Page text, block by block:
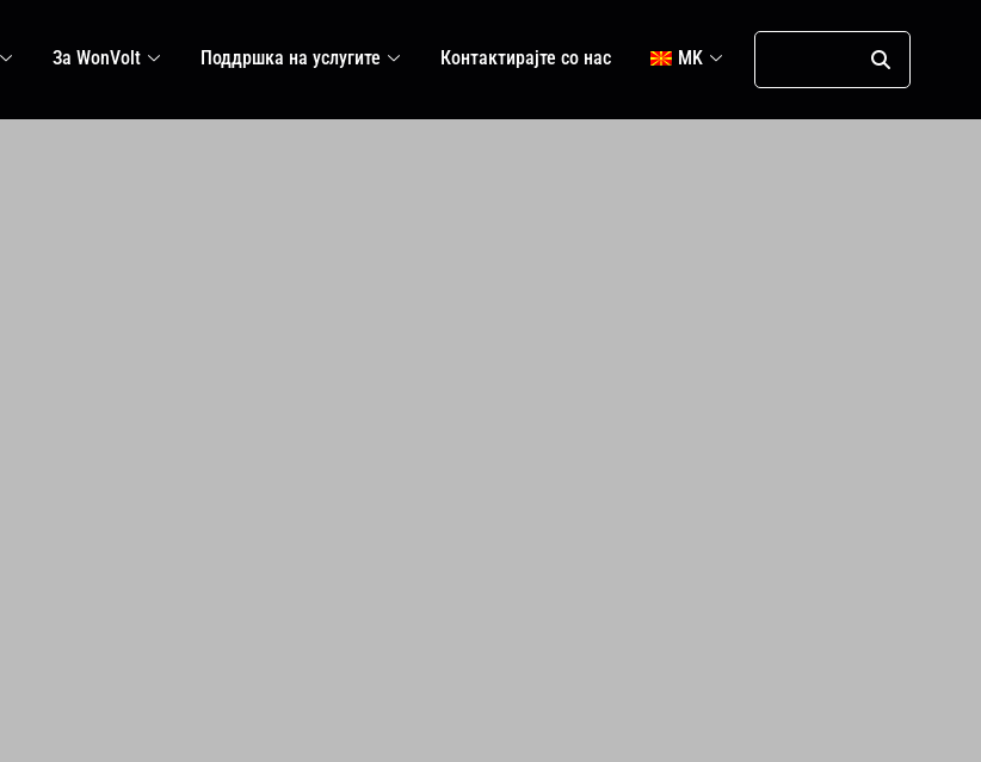
За WonVolt Поддршка на услугите Контактирајте со нас MK